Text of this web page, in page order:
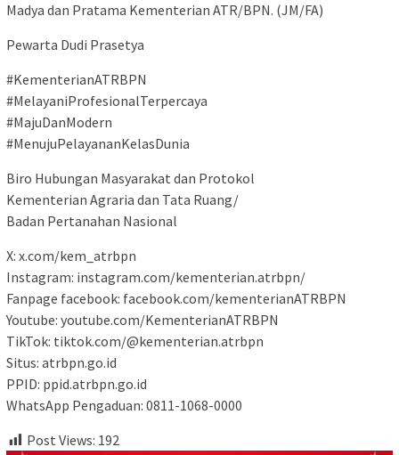
Madya dan Pratama Kementerian ATR/BPN. (JM/FA)
Pewarta Dudi Prasetya
#KementerianATRBPN
#MelayaniProfesionalTerpercaya
#MajuDanModern
#MenujuPelayananKelasDunia
Biro Hubungan Masyarakat dan Protokol
Kementerian Agraria dan Tata Ruang/
Badan Pertanahan Nasional
X: x.com/kem_atrbpn
Instagram: instagram.com/kementerian.atrbpn/
Fanpage facebook: facebook.com/kementerianATRBPN
Youtube: youtube.com/KementerianATRBPN
TikTok: tiktok.com/@kementerian.atrbpn
Situs: atrbpn.go.id
PPID: ppid.atrbpn.go.id
WhatsApp Pengaduan: 0811-1068-0000​
Post Views: 192